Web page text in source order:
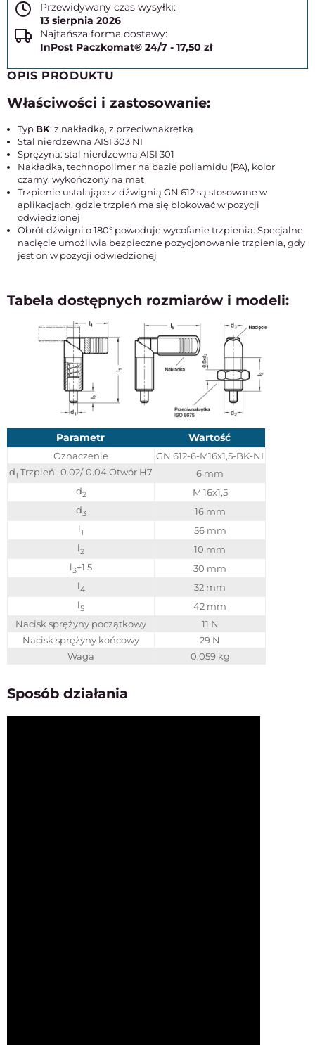
Przewidywany czas wysyłki:
13 sierpnia 2026
Najtańsza forma dostawy:
InPost Paczkomat® 24/7 - 17,50 zł
OPIS PRODUKTU
Właściwości i zastosowanie:
Typ BK: z nakładką, z przeciwnakrętką
Stal nierdzewna AISI 303 NI
Sprężyna: stal nierdzewna AISI 301
Nakładka, technopolimer na bazie poliamidu (PA), kolor
czarny, wykończony na mat
Trzpienie ustalające z dźwignią GN 612 są stosowane w
aplikacjach, gdzie trzpień ma się blokować w pozycji
odwiedzionej
Obrót dźwigni o 180° powoduje wycofanie trzpienia. Specjalne
nacięcie umożliwia bezpieczne pozycjonowanie trzpienia, gdy
jest on w pozycji odwiedzionej
Tabela dostępnych rozmiarów i modeli:
Parametr Wartość
Oznaczenie
GN 612-6-M16x1,5-BK-NI
d1 Trzpień -0.02/-0.04 Otwór H7
6 mm
d2
M 16x1,5
d3
16 mm
l1
56 mm
l2
10 mm
l3+1.5
30 mm
l4
32 mm
l5
42 mm
Nacisk sprężyny początkowy
11 N
Nacisk sprężyny końcowy
29 N
Waga
0,059 kg
Sposób działania